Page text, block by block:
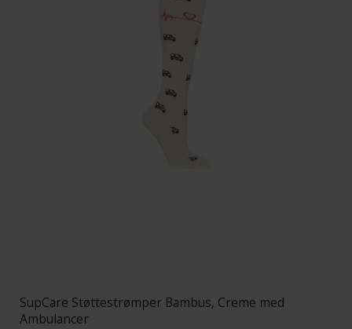
SupCare Støttestrømper Bambus, Creme med
Ambulancer